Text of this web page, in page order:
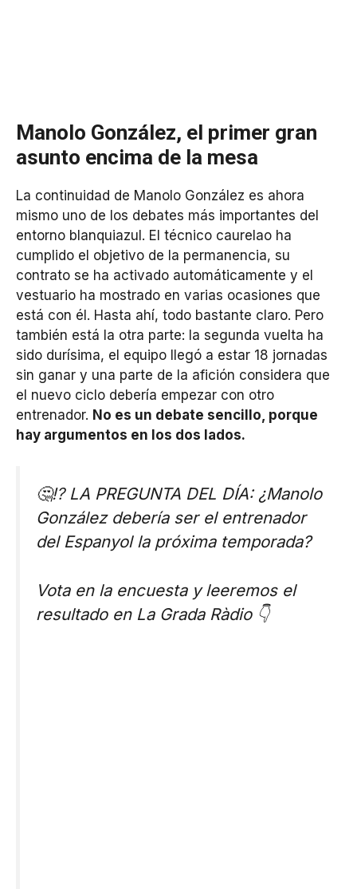
Manolo González, el primer gran
asunto encima de la mesa
La continuidad de Manolo González es ahora
mismo uno de los debates más importantes del
entorno blanquiazul. El técnico caurelao ha
cumplido el objetivo de la permanencia, su
contrato se ha activado automáticamente y el
vestuario ha mostrado en varias ocasiones que
está con él. Hasta ahí, todo bastante claro. Pero
también está la otra parte: la segunda vuelta ha
sido durísima, el equipo llegó a estar 18 jornadas
sin ganar y una parte de la afición considera que
el nuevo ciclo debería empezar con otro
entrenador. No es un debate sencillo, porque
hay argumentos en los dos lados.
🤔⁉ LA PREGUNTA DEL DÍA: ¿Manolo
González debería ser el entrenador
del Espanyol la próxima temporada?
Vota en la encuesta y leeremos el
resultado en La Grada Ràdio 👇